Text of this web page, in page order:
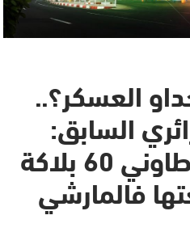
العسكر؟..
السابق:
أمراء خليجيين عطاوني 60 بلاكة
فالمارشي